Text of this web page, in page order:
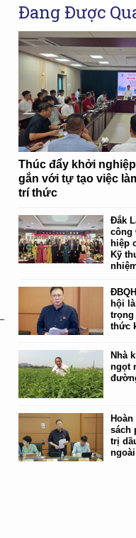
Đang Được
Thúc đẩy khởi
gắn với tự tạo việc
trí thức
Đắk
công
hiệp
Kỹ
hội
trọng
thức
Nhà
ngọt
sách
trị